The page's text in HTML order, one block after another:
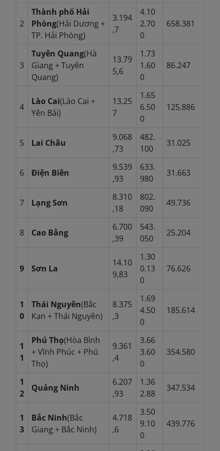
2
Thành phố Hải
Phòng(Hải Dương +
TP. Hải Phòng)
3.194
,7
4.10
2.70
0
658.381
3
Tuyên Quang(Hà
Giang + Tuyên
Quang)
13.79
5,6
1.73
1.60
0
86.247
4
Lào Cai(Lào Cai +
Yên Bái)
13.25
7
1.65
6.50
0
125.886
5 Lai Châu
9.068
,73
482.
100
31.025
6 Điện Biên
9.539
,93
633.
980
31.663
7 Lạng Sơn
8.310
,18
802.
090
49.736
8 Cao Bằng
6.700
,39
543.
050
25.204
9 Sơn La
14.10
9,83
1.30
0.13
0
76.626
1
0
Thái Nguyên(Bắc
Kạn + Thái Nguyên)
8.375
,3
1.69
4.50
0
185.614
1
1
Phú Thọ(Hòa Bình
+ Vĩnh Phúc + Phú
Thọ)
9.361
,4
3.66
3.60
0
354.580
1
2
Quảng Ninh
6.207
,93
1.36
2.88
347.534
1
3
Bắc Ninh(Bắc
Giang + Bắc Ninh)
4.718
,6
3.50
9.10
0
439.776